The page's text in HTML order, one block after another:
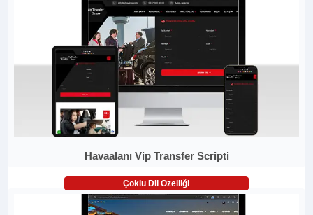
Havaalanı Vip Transfer Scripti
Çoklu Dil Özelliği